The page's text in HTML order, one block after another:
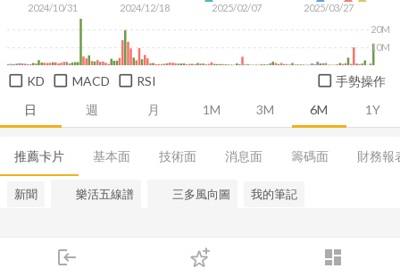
login dashboard
下單
日 週 月 1M 3M 6M 1Y
2024/10/31 2024/12/18 2025/02/07 2025/03/27
10M
20M
KD MACD RSI 手勢操作
推薦卡片 基本面 技術面 消息面 籌碼面 財務報
新聞 樂活五線譜 三多風向圖 我的筆記